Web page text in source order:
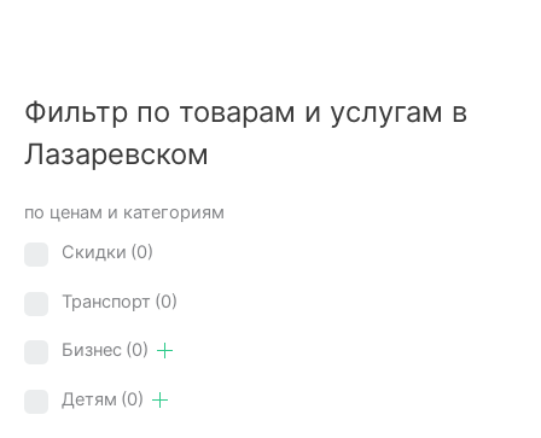
Фильтр по товарам и услугам в
Лазаревском
по ценам и категориям
Скидки (0)
Транспорт (0)
Бизнес (0)
Детям (0)